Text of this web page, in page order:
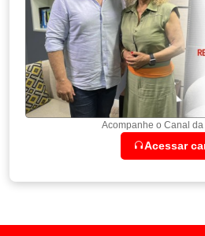
Acompanhe o Canal
Acessar